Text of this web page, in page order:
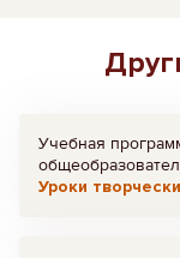
Учебная
Уроки